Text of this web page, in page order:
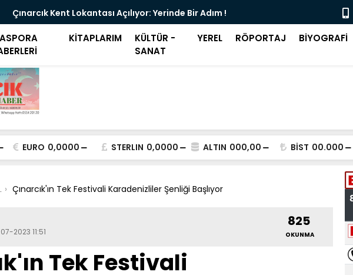
Çınarcık Kent Lokantası Açılıyor: Yerinde Bir Adım ! Şeffaf
KİTAPLARIM
KÜLTÜR -
SANAT
YEREL RÖPORTAJ BİYOGRAFİ
EURO 0,0000 STERLIN 0,0000 ALTIN 000,00 BİST 00.000
Çınarcık'ın Tek Festivali Karadenizliler Şenliği Başlıyor
2023 11:51
825
OKUNMA
Tek Festivali